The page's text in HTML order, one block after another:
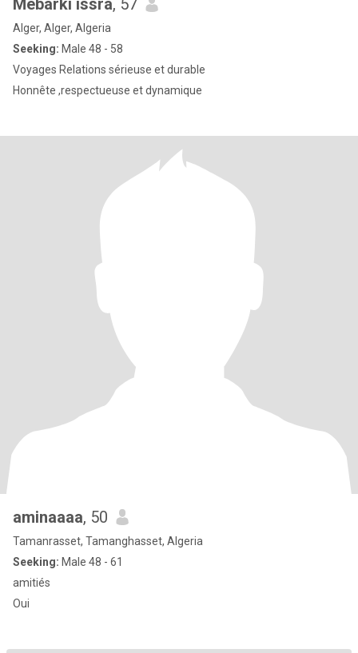
Mebarki issra, 57
Alger, Alger, Algeria
Seeking: Male 48 - 58
Voyages Relations sérieuse et durable
Honnête ,respectueuse et dynamique
aminaaaa, 50
Tamanrasset, Tamanghasset, Algeria
Seeking: Male 48 - 61
amitiés
Oui